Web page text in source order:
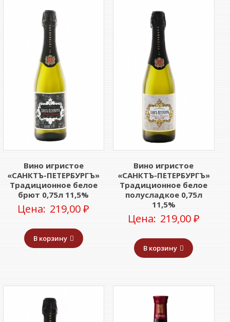
Вино игристое
«САНКТЪ-ПЕТЕРБУРГЪ»
Традиционное белое
брют 0,75л 11,5%
Цена: 219,00₽
В корзину
Вино игристое
«САНКТЪ-ПЕТЕРБУРГЪ»
Традиционное белое
полусладкое 0,75л
11,5%
Цена: 219,00₽
В корзину